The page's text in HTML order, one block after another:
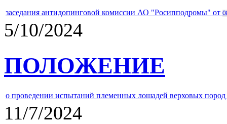
заседания антидопинговой комиссии АО "Росипподромы" от
5/10/2024
ПОЛОЖЕНИЕ
о проведении испытаний племенных лошадей верховых
11/7/2024